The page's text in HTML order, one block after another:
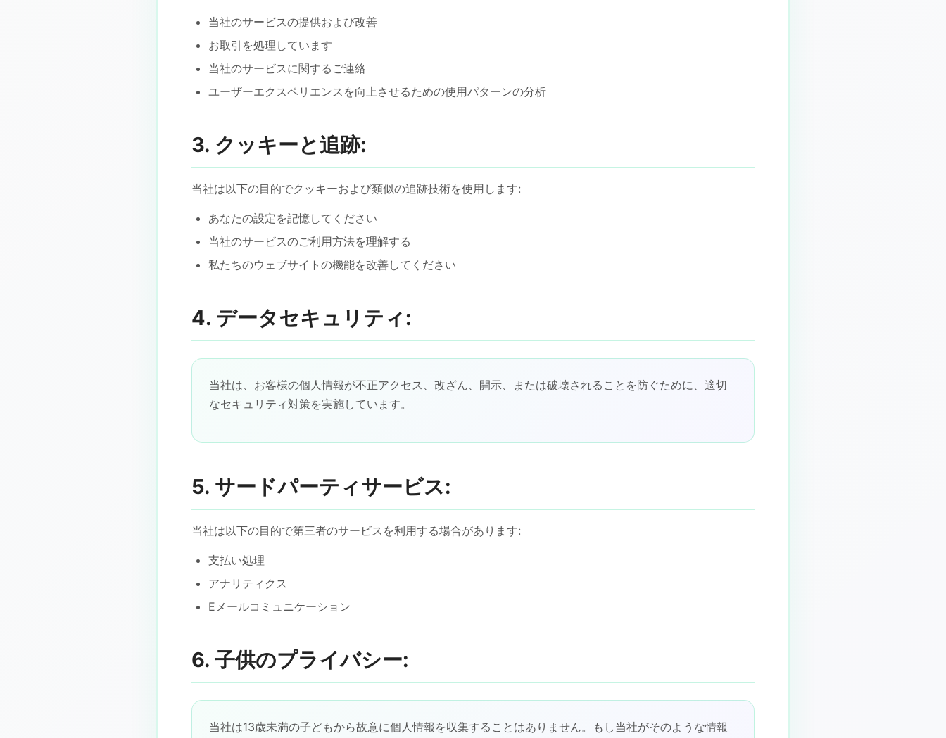
当社のサービスの提供および改善
お取引を処理しています
当社のサービスに関するご連絡
ユーザーエクスペリエンスを向上させるための使用パターンの分析
3. クッキーと追跡:
当社は以下の目的でクッキーおよび類似の追跡技術を使用します:
あなたの設定を記憶してください
当社のサービスのご利用方法を理解する
私たちのウェブサイトの機能を改善してください
4. データセキュリティ:
当社は、お客様の個人情報が不正アクセス、改ざん、開示、または破壊されることを防ぐために、適切
なセキュリティ対策を実施しています。
5. サードパーティサービス:
当社は以下の目的で第三者のサービスを利用する場合があります:
支払い処理
アナリティクス
Eメールコミュニケーション
6. 子供のプライバシー:
当社は13歳未満の子どもから故意に個人情報を収集することはありません。もし当社がそのような情報